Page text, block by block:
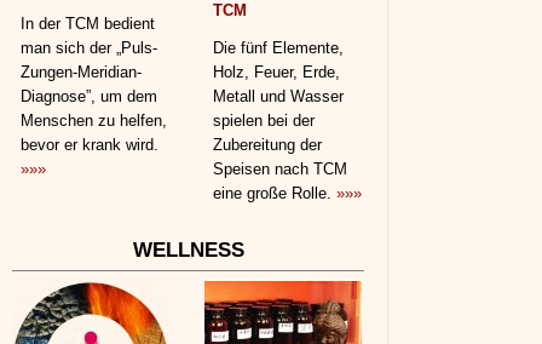
In der TCM bedient
man sich der „Puls-
Zungen-Meridian-
Diagnose”, um dem
Menschen zu helfen,
bevor er krank wird.
»»»
TCM
Die fünf Elemente,
Holz, Feuer, Erde,
Metall und Wasser
spielen bei der
Zubereitung der
Speisen nach TCM
eine große Rolle. »»»
WELLNESS